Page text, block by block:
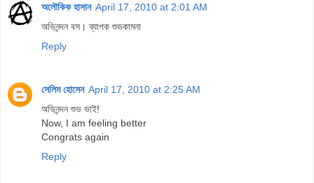
অলৌকিক হাসান April 17, 2010 at 2:01 AM
অভিনন্দন বস। ব্যাপক শুভকামনা
Reply
সেলিম হোসেন April 17, 2010 at 2:25 AM
অভিনন্দন শুভ ভাই!
Now, I am feeling better
Congrats again
Reply